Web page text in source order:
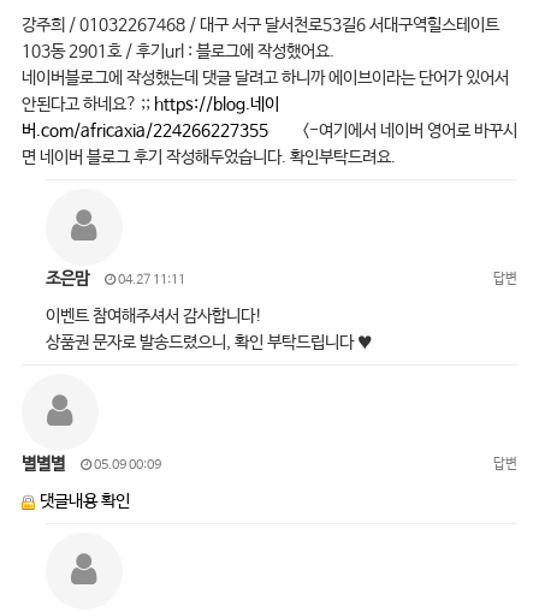
강주희 / 01032267468 / 대구 서구 달서천로53길6 서대구역힐스테이트
103동 2901호 / 후기url : 블로그에 작성했어요.
네이버블로그에 작성했는데 댓글 달려고 하니까 에이브이라는 단어가 있어서
안된다고 하네요? ;; https://blog.네이
버.com/africaxia/224266227355<-여기에서 네이버 영어로 바꾸시
면 네이버 블로그 후기 작성해두었습니다. 확인부탁드려요.
조은맘 04.27 11:11 답변
이벤트 참여해주셔서 감사합니다!
상품권 문자로 발송드렸으니, 확인 부탁드립니다 ♥
별별별 05.09 00:09 답변
댓글내용 확인